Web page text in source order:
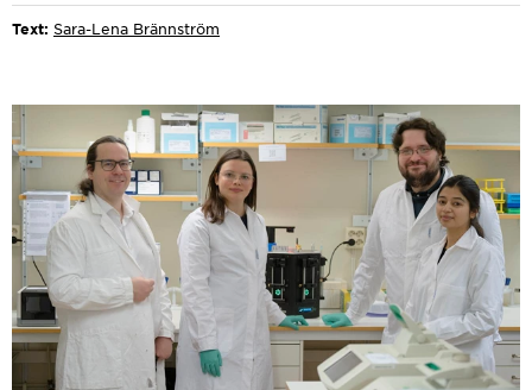
Text: Sara-Lena Brännström